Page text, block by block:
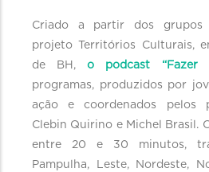
Criado a partir dos grupos
projeto Territórios Culturais,
de BH,o podcast “Fazer
programas, produzidos por
ação e coordenados pelos
Clebin Quirino e Michel Brasil.
entre 20 e 30 minutos,
Pampulha, Leste, Nordeste,